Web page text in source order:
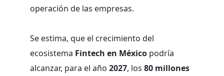
operación de las empresas.
Se estima, que el crecimiento del
ecosistema Fintech en México podría
alcanzar, para el año 2027, los 80 millones